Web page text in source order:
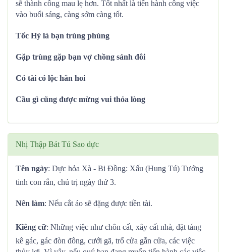
sẽ thành công mau lẹ hơn. Tốt nhất là tiến hành công việc
vào buổi sáng, càng sớm càng tốt.
Tốc Hỷ là bạn trùng phùng
Gặp trùng gặp bạn vợ chồng sánh đôi
Có tài có lộc hẳn hoi
Cầu gì cũng được mừng vui thỏa lòng
Nhị Thập Bát Tú Sao dực
Tên ngày: Dực hỏa Xà - Bi Đồng: Xấu (Hung Tú) Tướng
tinh con rắn, chủ trị ngày thứ 3.
Nên làm: Nếu cắt áo sẽ đặng được tiền tài.
Kiêng cữ: Những việc như chôn cất, xây cất nhà, đặt táng
kê gác, gác đòn đông, cưới gã, trổ cửa gắn cửa, các việc